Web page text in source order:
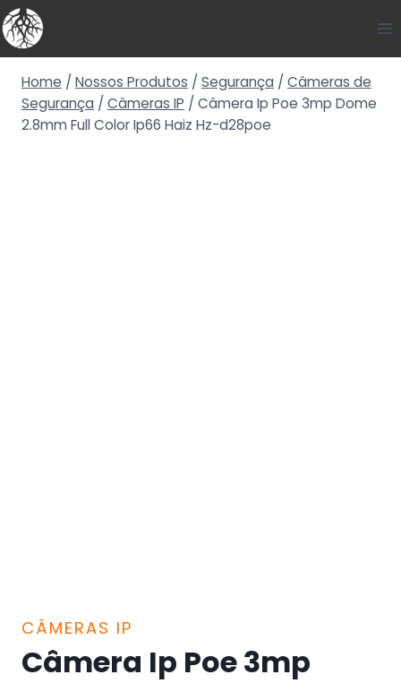
Home / Nossos Produtos / Segurança / Câmeras de
Segurança / Câmeras IP / Câmera Ip Poe 3mp Dome
2.8mm Full Color Ip66 Haiz Hz-d28poe
CÂMERAS IP
Câmera Ip Poe 3mp